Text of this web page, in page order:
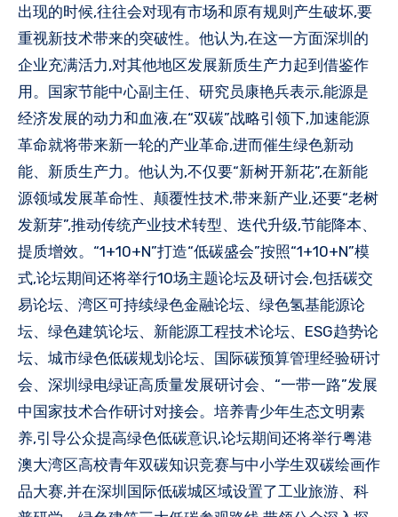
出现的时候,往往会对现有市场和原有规则产生破坏,要
重视新技术带来的突破性。他认为,在这一方面深圳的
企业充满活力,对其他地区发展新质生产力起到借鉴作
用。国家节能中心副主任、研究员康艳兵表示,能源是
经济发展的动力和血液,在“双碳”战略引领下,加速能源
革命就将带来新一轮的产业革命,进而催生绿色新动
能、新质生产力。他认为,不仅要“新树开新花”,在新能
源领域发展革命性、颠覆性技术,带来新产业,还要“老树
发新芽”,推动传统产业技术转型、迭代升级,节能降本、
提质增效。“1+10+N”打造“低碳盛会”按照“1+10+N”模
式,论坛期间还将举行10场主题论坛及研讨会,包括碳交
易论坛、湾区可持续绿色金融论坛、绿色氢基能源论
坛、绿色建筑论坛、新能源工程技术论坛、ESG趋势论
坛、城市绿色低碳规划论坛、国际碳预算管理经验研讨
会、深圳绿电绿证高质量发展研讨会、“一带一路”发展
中国家技术合作研讨对接会。培养青少年生态文明素
养,引导公众提高绿色低碳意识,论坛期间还将举行粤港
澳大湾区高校青年双碳知识竞赛与中小学生双碳绘画作
品大赛,并在深圳国际低碳城区域设置了工业旅游、科